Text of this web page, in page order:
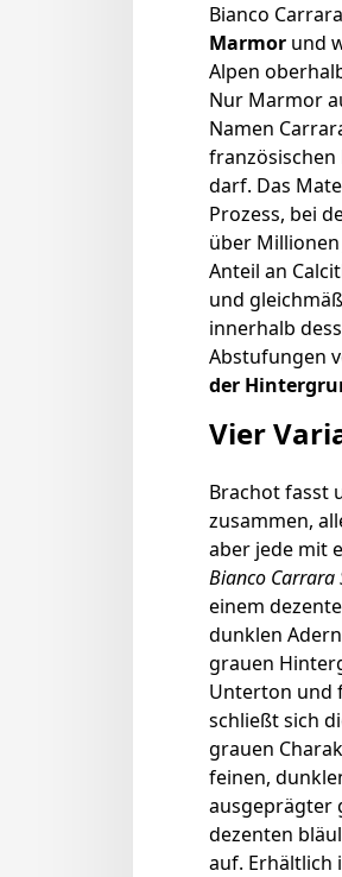
Bianco
Marmor und
Alpen
Nur Marmor
Namen
französischen
darf. Das
Prozess, bei
über
Anteil an
und
innerhalb
Abstufungen
der
Vier
Brachot fasst
zusammen,
aber jede mit
Bianco Carrara
einem
dunklen
grauen
Unterton und
schließt sich
grauen
feinen,
ausgeprägter
dezenten
auf. Erhältlich